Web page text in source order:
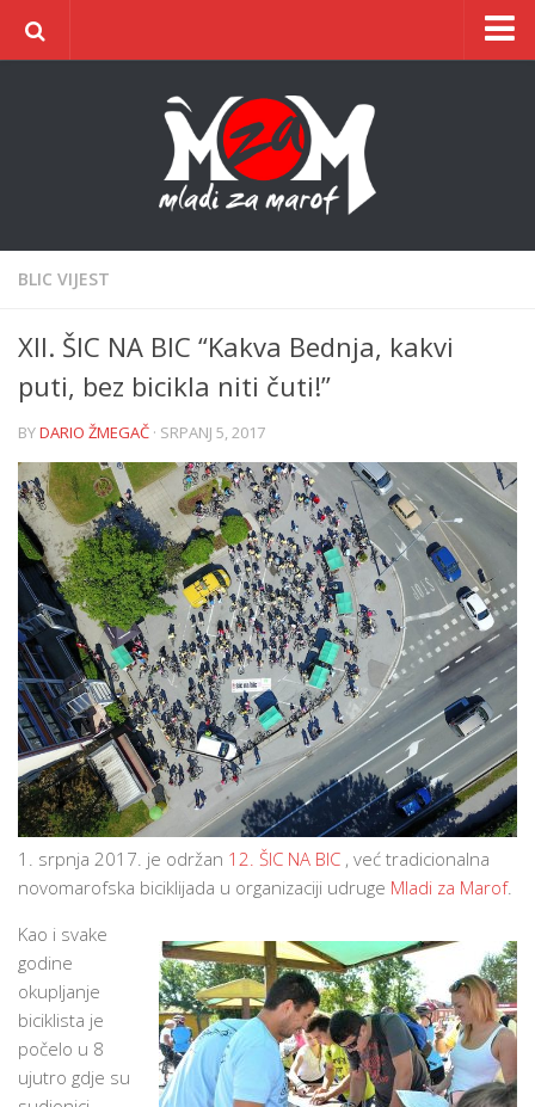
ŠIC na BIC
BLIC VIJEST
XII. ŠIC NA BIC “Kakva Bednja, kakvi
puti, bez bicikla niti čuti!”
BYDARIO ŽMEGAČ · SRPANJ 5, 2017
1. srpnja 2017. je održan 12. ŠIC NA BIC , već tradicionalna
novomarofska biciklijada u organizaciji udruge Mladi za Marof.
Kao i svake
godine
okupljanje
biciklista je
počelo u 8
ujutro gdje su